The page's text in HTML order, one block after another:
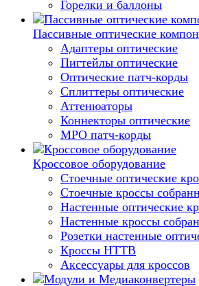
Горелки и баллоны
Пассивные оптические
Адаптеры оптические
Пигтейлы оптические
Оптические патч-корды
Сплиттеры оптические
Аттенюаторы
Коннекторы оптические
MPO патч-корды
Кроссовое оборудование
Стоечные оптические
Стоечные кроссы
Настенные оптические
Настенные кроссы
Розетки настенные
Кроссы HTTB
Аксессуары для кроссов